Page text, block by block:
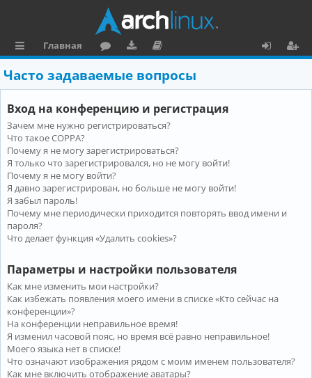
ы
л
к
и
Главная
ру
м
ру
зк
и
ку
м
е
н
та
ц
и
я
о
и
Часто задаваемые вопросы
Вход на конференцию и регистрация
Зачем мне нужно регистрироваться?
Что такое COPPA?
Почему я не могу зарегистрироваться?
Я только что зарегистрировался, но не могу войти!
Почему я не могу войти?
Я давно зарегистрирован, но больше не могу войти!
Я забыл пароль!
Почему мне периодически приходится повторять ввод имени и
пароля?
Что делает функция «Удалить cookies»?
Параметры и настройки пользователя
Как мне изменить мои настройки?
Как избежать появления моего имени в списке «Кто сейчас на
конференции»?
На конференции неправильное время!
Я изменил часовой пояс, но время всё равно неправильное!
Моего языка нет в списке!
Что означают изображения рядом с моим именем пользователя?
Как мне включить отображение аватары?